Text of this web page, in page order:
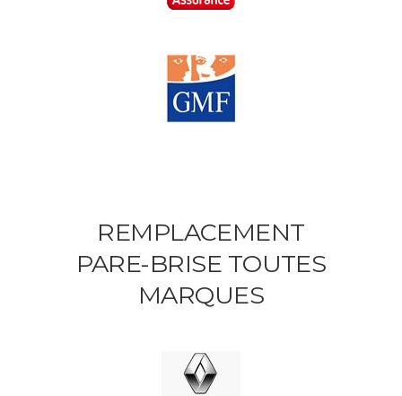
REMPLACEMENT
PARE-BRISE TOUTES
MARQUES